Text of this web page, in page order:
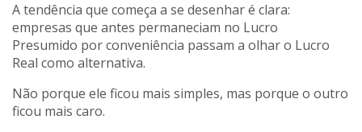
A tendência que começa a se desenhar é clara:
empresas que antes permaneciam no Lucro
Presumido por conveniência passam a olhar o Lucro
Real como alternativa.
Não porque ele ficou mais simples, mas porque o outro
ficou mais caro.